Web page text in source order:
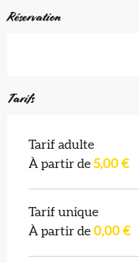
Réservation
Tarifs
Tarif adulte
À partir de 5,00 €
Tarif unique
À partir de 0,00 €